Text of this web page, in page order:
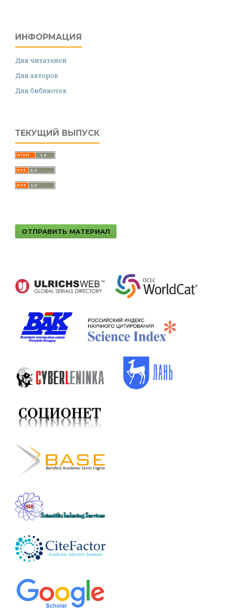
ИНФОРМАЦИЯ
Для читателей
Для авторов
Для библиотек
ТЕКУЩИЙ ВЫПУСК
ОТПРАВИТЬ МАТЕРИАЛ